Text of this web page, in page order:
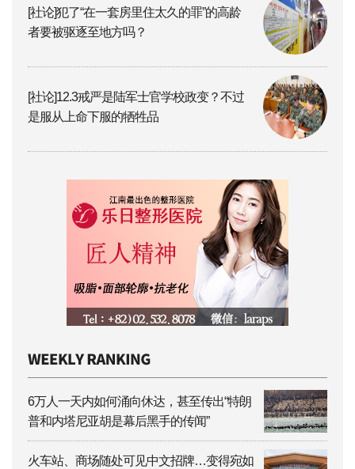
[社论]犯了“在一套房里住太久的罪”的高龄
者要被驱逐至地方吗？
[社论]12.3戒严是陆军士官学校政变？不过
是服从上命下服的牺牲品
6万人一天内如何涌向休达，甚至传出“特朗
普和内塔尼亚胡是幕后黑手的传闻”
火车站、商场随处可见中文招牌…变得宛如